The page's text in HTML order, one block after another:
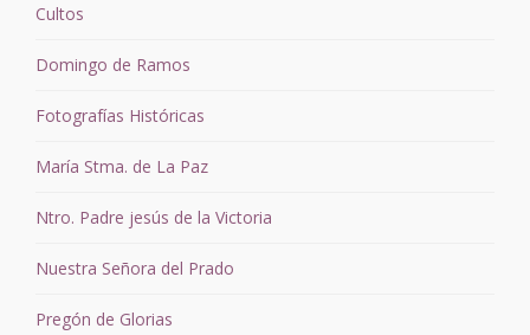
Cultos
Domingo de Ramos
Fotografías Históricas
María Stma. de La Paz
Ntro. Padre jesús de la Victoria
Nuestra Señora del Prado
Pregón de Glorias